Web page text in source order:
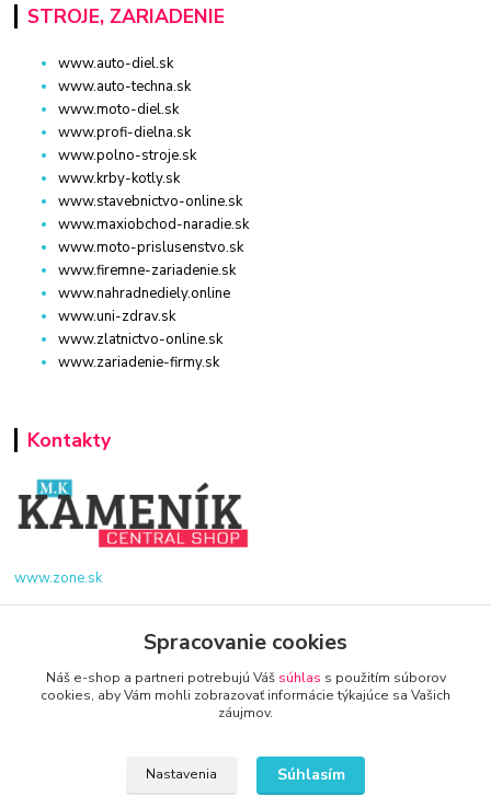
STROJE, ZARIADENIE
www.auto-diel.sk
www.auto-techna.sk
www.moto-diel.sk
www.profi-dielna.sk
www.polno-stroje.sk
www.krby-kotly.sk
www.stavebnictvo-online.sk
www.maxiobchod-naradie.sk
www.moto-prislusenstvo.sk
www.firemne-zariadenie.sk
www.nahradnediely.online
www.uni-zdrav.sk
www.zlatnictvo-online.sk
www.zariadenie-firmy.sk
Kontakty
www.zone.sk
+421 940 949 000
info@kamenik.sk
Spracovanie cookies
Náš e-shop a partneri potrebujú Váš súhlas s použitím súborov
cookies, aby Vám mohli zobrazovať informácie týkajúce sa Vašich
záujmov.
Nastavenia Súhlasím